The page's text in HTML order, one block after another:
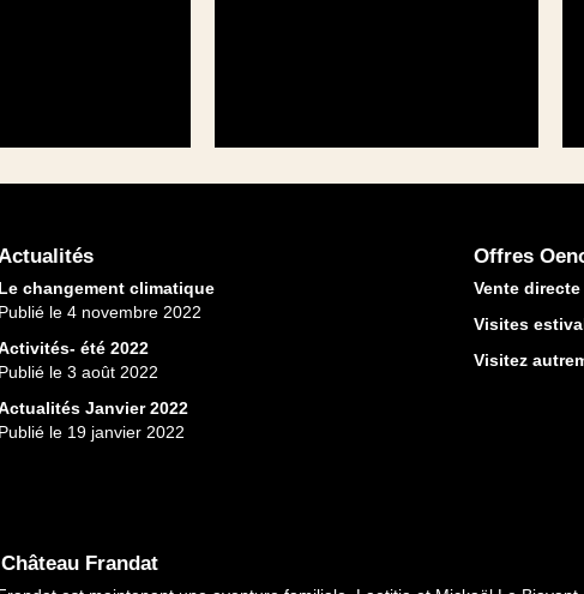
Actualités
Le changement climatique
Publié le 4 novembre 2022
été 2022
Publié le 3 août 2022
Janvier 2022
Publié le 19 janvier 2022
Offres
Vente
Visites
Visitez
Frandat